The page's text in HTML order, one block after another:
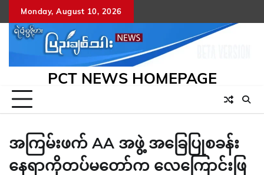
to
content
Monday, August 10, 2026
PCT NEWS HOMEPAGE
အကြမ်းဖက် AA အဖွဲ့ အခြေပြုစခန်း
နေရာကိုတပ်မတော်က လေကြောင်းဖြ